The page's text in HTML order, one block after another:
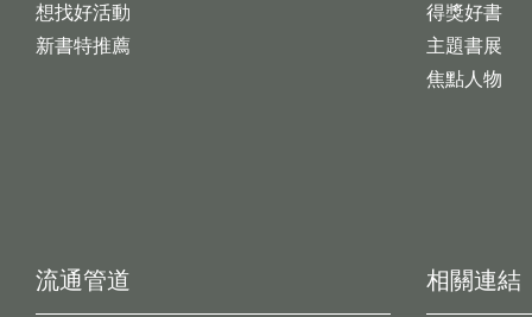
想找好活動
新書特推薦
得獎好書
主題書展
焦點人物
流通管道 相關連結